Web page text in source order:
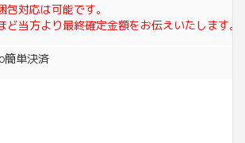
対応は可能です。
ど当方より最終確定金額をお伝えいたします。
簡単決済